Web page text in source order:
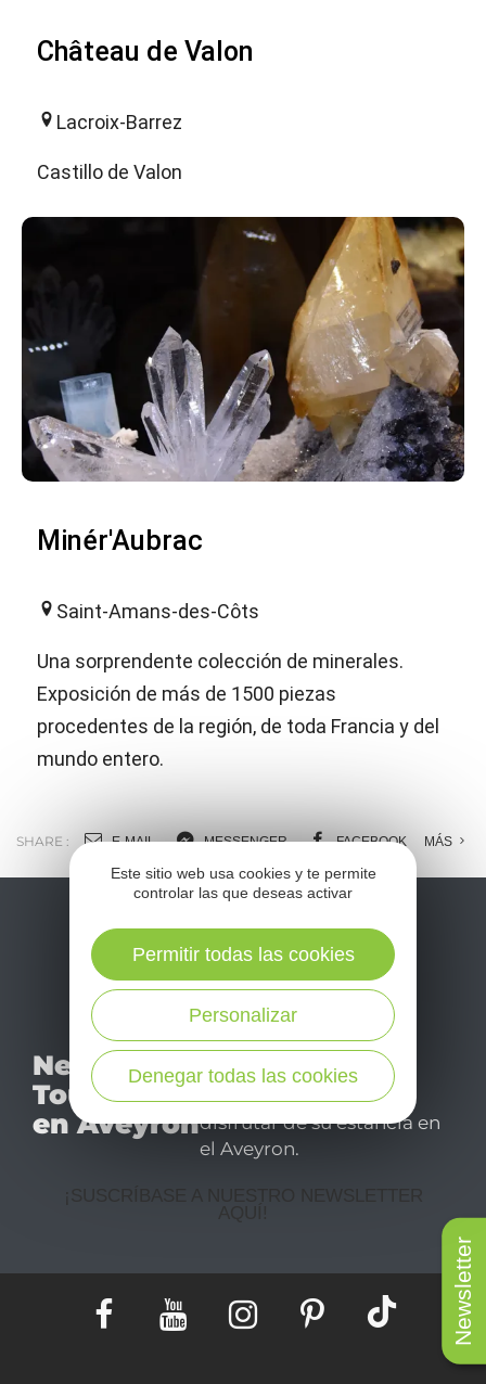
Newsletter
Château de Valon
Lacroix-Barrez
Castillo de Valon
Minér'Aubrac
Saint-Amans-des-Côts
Una sorprendente colección de minerales.
Exposición de más de 1500 piezas
procedentes de la región, de toda Francia y del
mundo entero.
SHARE : E-MAIL MESSENGER FACEBOOK MÁS
Newsletter
Tourismo
en Aveyron
No se pierda nuestro
mensual newsletter y
déjese inspirar para
disfrutar de su estancia en
el Aveyron.
¡SUSCRÍBASE A NUESTRO NEWSLETTER
Este sitio web usa cookies y te permite
controlar las que deseas activar
Denegar todas las cookies
Personalizar
Permitir todas las cookies